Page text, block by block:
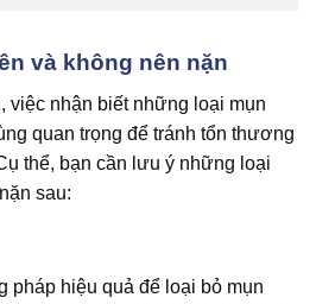
và không nên nặn
việc nhận biết những loại mụn
quan trọng để tránh tổn thương
thể, bạn cần lưu ý những loại
sau:
pháp hiệu quả để loại bỏ mụn